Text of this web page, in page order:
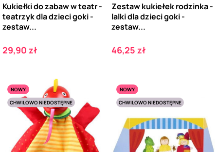
Kukiełki do zabaw w teatr -
teatrzyk dla dzieci goki -
zestaw...
Cena
29,90 zł
Zestaw kukiełek rodzinka -
lalki dla dzieci goki -
zestaw...
Cena
46,25 zł
NOWY
CHWILOWO NIEDOSTĘPNE
NOWY
CHWILOWO NIEDOSTĘPNE